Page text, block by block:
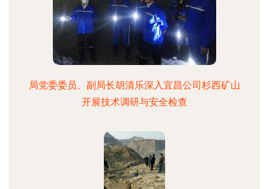
局党委委员、副局长胡清乐深入宜昌公司杉西矿山
开展技术调研与安全检查